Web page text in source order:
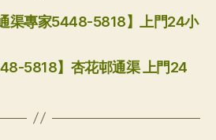
渠專家5448-5818】上門24小
5818】杏花邨通渠 上門24